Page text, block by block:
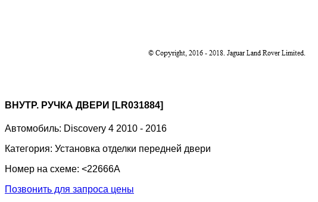
ВНУТР. РУЧКА ДВЕРИ [LR031884]
Автомобиль: Discovery 4 2010 - 2016
Категория: Установка отделки передней двери
Номер на схеме: <22666A
Позвонить для запроса цены